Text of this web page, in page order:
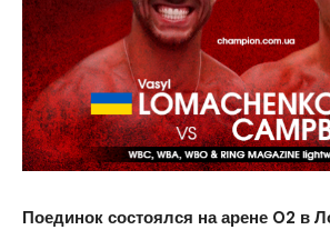
Поединок состоялся на арене O2 в